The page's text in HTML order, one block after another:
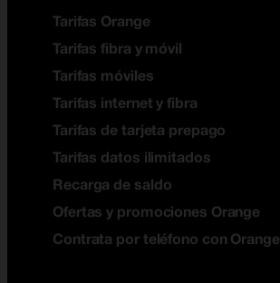
Tarifas Orange
Tarifas fibra y móvil
Tarifas móviles
Tarifas internet y fibra
Tarifas de tarjeta prepago
Tarifas datos ilimitados
Recarga de saldo
Ofertas y promociones Orange
Contrata por teléfono con Orange